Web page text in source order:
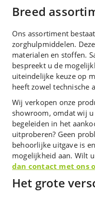
Breed
Ons assortiment
zorghulpmiddelen.
materialen en stoffen.
bespreekt u de
uiteindelijke keuze op
heeft zowel technische
Wij verkopen onze
showroom, omdat wij
begeleiden in het
uitproberen? Geen
behoorlijke uitgave is
mogelijkheid aan. Wilt
dan contact met ons
Het grote